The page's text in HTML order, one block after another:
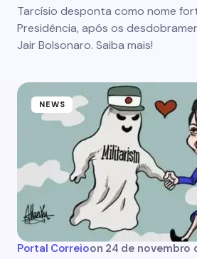
Tarcísio desponta como nome
Presidência, após os
Jair Bolsonaro. Saiba mais!
NEWS
Portal Correioon 24 de novembro